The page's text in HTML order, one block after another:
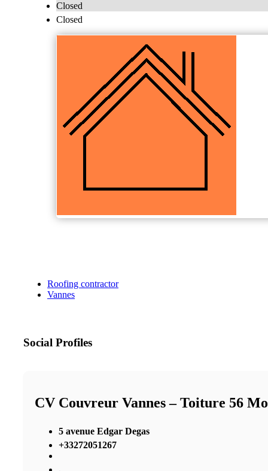
Closed
Closed
Roofing contractor
Vannes
Social Profiles
CV Couvreur Vannes – Toiture 56
5 avenue Edgar Degas
+33272051267